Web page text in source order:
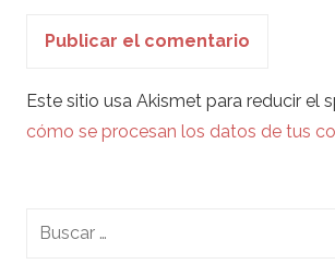
Este sitio usa Akismet para reducir el
cómo se procesan los datos de tus